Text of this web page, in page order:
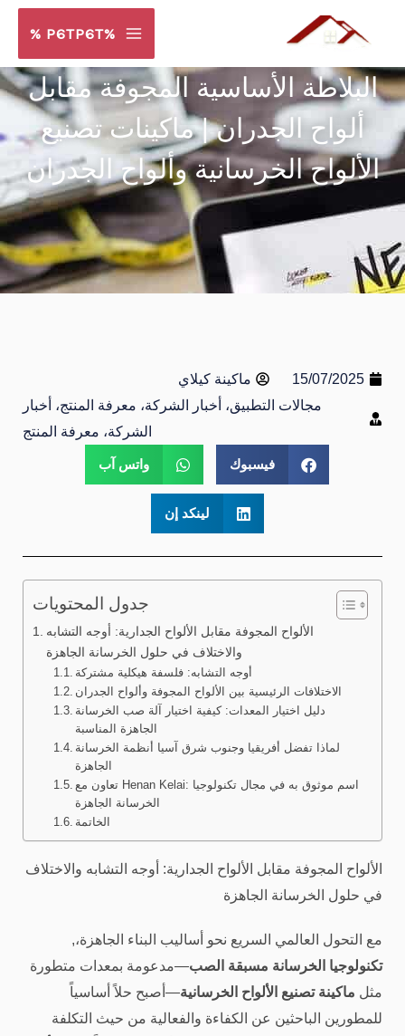
المحتوى
%P6TP6T %
البلاطة الأساسية المجوفة مقابل
ألواح الجدران | ماكينات تصنيع
الألواح الخرسانية وألواح الجدران
15/07/2025
ماكينة كيلاي
مجالات التطبيق، أخبار الشركة، معرفة المنتج، أخبار
الشركة، معرفة المنتج
فيسبوك واتس آب
لينكد إن
جدول المحتويات
الألواح المجوفة مقابل الألواح الجدارية: أوجه التشابه
والاختلاف في حلول الخرسانة الجاهزة
أوجه التشابه: فلسفة هيكلية مشتركة
الاختلافات الرئيسية بين الألواح المجوفة وألواح الجدران
دليل اختيار المعدات: كيفية اختيار آلة صب الخرسانة
الجاهزة المناسبة
لماذا تفضل أفريقيا وجنوب شرق آسيا أنظمة الخرسانة
الجاهزة
تعاون مع Henan Kelai: اسم موثوق به في مجال تكنولوجيا
الخرسانة الجاهزة
الخاتمة
الألواح المجوفة مقابل الألواح الجدارية: أوجه التشابه والاختلاف
في حلول الخرسانة الجاهزة
مع التحول العالمي السريع نحو أساليب البناء الجاهزة،,
تكنولوجيا الخرسانة مسبقة الصب—مدعومة بمعدات متطورة
مثل ماكينة تصنيع الألواح الخرسانية—أصبح حلاً أساسياً
للمطورين الباحثين عن الكفاءة والفعالية من حيث التكلفة